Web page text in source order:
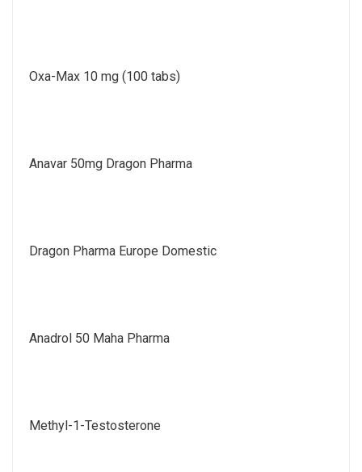
Oxa-Max 10 mg (100 tabs)
Anavar 50mg Dragon Pharma
Dragon Pharma Europe Domestic
Anadrol 50 Maha Pharma
Methyl-1-Testosterone